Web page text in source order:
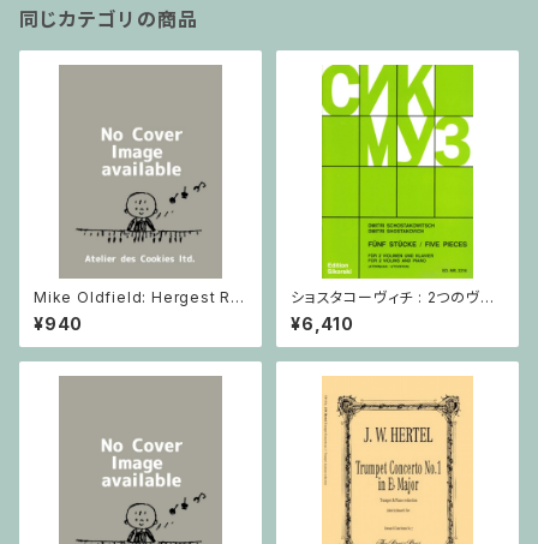
同じカテゴリの商品
Mike Oldfield: Hergest Rid
ge / ピアノ
¥940
ショスタコーヴィチ : 2つのヴァ
イオリンとピアノのための 5つの
小品 / ヴァイオリン2とピアノ
¥6,410